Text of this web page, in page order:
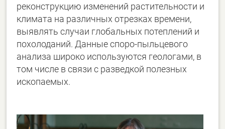
реконструкцию изменений растительности и
климата на различных отрезках времени,
выявлять случаи глобальных потеплений и
похолоданий. Данные споро-пыльцевого
анализа широко используются геологами, в
том числе в связи с разведкой полезных
ископаемых.